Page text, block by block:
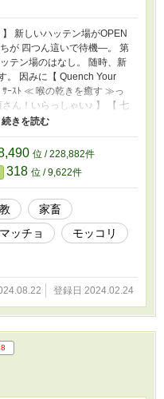
】 新しいハッテン場がOPEN
が 四つん這いで待機―。 第
テン場のはなし。 随時、新
。 因みに【 Quench Your
ｻｰｽﾄ ≪ 喉の乾きを癒す ≫っ
ん！いらっしゃい♪ 】 【 七
【 チンポ・マニア 】 【
】 【 Gの世界 】 【 BLACK
アブノーマル 】 【 オナニー
り 】 【ある村での真相】
位 / 228,882件
318 位 / 9,622件
家畜
マッチョ
モッコリ
登録日 2024.02.24